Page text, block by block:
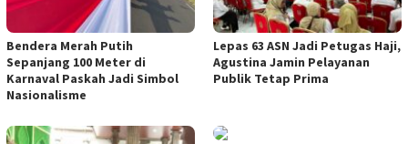
Bendera Merah Putih
Sepanjang 100 Meter di
Karnaval Paskah Jadi Simbol
Nasionalisme
Lepas 63 ASN Jadi Petugas Haji,
Agustina Jamin Pelayanan
Publik Tetap Prima